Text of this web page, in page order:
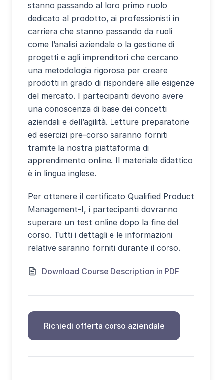
stanno passando al loro primo ruolo
dedicato al prodotto, ai professionisti in
carriera che stanno passando da ruoli
come l’analisi aziendale o la gestione di
progetti e agli imprenditori che cercano
una metodologia rigorosa per creare
prodotti in grado di rispondere alle esigenze
del mercato. I partecipanti devono avere
una conoscenza di base dei concetti
aziendali e dell’agilità. Letture preparatorie
ed esercizi pre-corso saranno forniti
tramite la nostra piattaforma di
apprendimento online. Il materiale didattico
è in lingua inglese.
Per ottenere il certificato Qualified Product
Management-I, i partecipanti dovranno
superare un test online dopo la fine del
corso. Tutti i dettagli e le informazioni
relative saranno forniti durante il corso.
Download Course Description in PDF
Richiedi offerta corso aziendale